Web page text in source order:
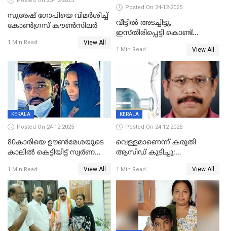
സുരേഷ് ഗോപിയെ വിമര്‍ശിച്ച്
കോണ്‍ഗ്രസ് കൗണ്‍സിലര്‍
1 Min Read View All
Posted On 24-12-2025
വീട്ടിൽ അടച്ചിട്ടു,
ഇസ്തിരിപ്പെട്ടി കൊണ്ട്
ഗർഭിണിയായ യുവതിക്ക് ക്രൂര
1 Min Read View All
KERALA
Posted On 24-12-2025
80കാരിയെ ഊൺമേശയുടെ
കാലിൽ കെട്ടിയിട്ട് സ്വർണവും
കൊച്ചുമകനും സുഹൃത്തും
അറസ്റ്റിൽ
1 Min Read View All
KERALA
Posted On 24-12-2025
വെള്ളമാണെന്ന് കരുതി
ആസിഡ് കുടിച്ചു;
മരിച്ചു
1 Min Read View All